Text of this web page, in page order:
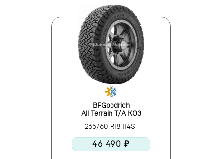
BFGoodrich
All Terrain T/A KO3
265/60 R18 114S
46 490 ₽